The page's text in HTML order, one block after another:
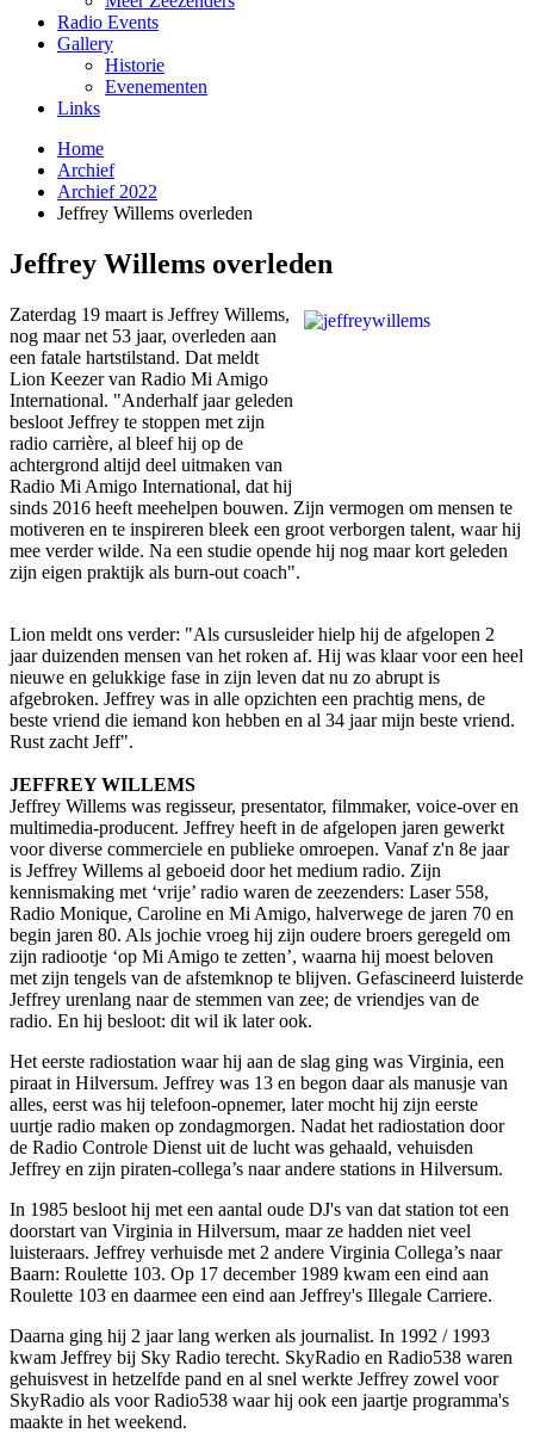
Radio Events
Gallery
Historie
Evenementen
Links
Home
Archief
Archief 2022
Jeffrey Willems overleden
Jeffrey Willems overleden
Zaterdag 19 maart is Jeffrey Willems,
nog maar net 53 jaar, overleden aan
een fatale hartstilstand. Dat meldt
Lion Keezer van Radio Mi Amigo
International. "Anderhalf jaar geleden
besloot Jeffrey te stoppen met zijn
radio carrière, al bleef hij op de
achtergrond altijd deel uitmaken van
Radio Mi Amigo International, dat hij
sinds 2016 heeft meehelpen bouwen. Zijn vermogen om mensen te
motiveren en te inspireren bleek een groot verborgen talent, waar hij
mee verder wilde. Na een studie opende hij nog maar kort geleden
zijn eigen praktijk als burn-out coach".
Lion meldt ons verder: "Als cursusleider hielp hij de afgelopen 2
jaar duizenden mensen van het roken af. Hij was klaar voor een heel
nieuwe en gelukkige fase in zijn leven dat nu zo abrupt is
afgebroken. Jeffrey was in alle opzichten een prachtig mens, de
beste vriend die iemand kon hebben en al 34 jaar mijn beste vriend.
Rust zacht Jeff".
JEFFREY WILLEMS
Jeffrey Willems was regisseur, presentator, filmmaker, voice-over en
multimedia-producent. Jeffrey heeft in de afgelopen jaren gewerkt
voor diverse commerciele en publieke omroepen. Vanaf z'n 8e jaar
is Jeffrey Willems al geboeid door het medium radio. Zijn
kennismaking met ‘vrije’ radio waren de zeezenders: Laser 558,
Radio Monique, Caroline en Mi Amigo, halverwege de jaren 70 en
begin jaren 80. Als jochie vroeg hij zijn oudere broers geregeld om
zijn radiootje ‘op Mi Amigo te zetten’, waarna hij moest beloven
met zijn tengels van de afstemknop te blijven. Gefascineerd luisterde
Jeffrey urenlang naar de stemmen van zee; de vriendjes van de
radio. En hij besloot: dit wil ik later ook.
Het eerste radiostation waar hij aan de slag ging was Virginia, een
piraat in Hilversum. Jeffrey was 13 en begon daar als manusje van
alles, eerst was hij telefoon-opnemer, later mocht hij zijn eerste
uurtje radio maken op zondagmorgen. Nadat het radiostation door
de Radio Controle Dienst uit de lucht was gehaald, vehuisden
Jeffrey en zijn piraten-collega’s naar andere stations in Hilversum.
In 1985 besloot hij met een aantal oude DJ's van dat station tot een
doorstart van Virginia in Hilversum, maar ze hadden niet veel
luisteraars. Jeffrey verhuisde met 2 andere Virginia Collega’s naar
Baarn: Roulette 103. Op 17 december 1989 kwam een eind aan
Roulette 103 en daarmee een eind aan Jeffrey's Illegale Carriere.
Daarna ging hij 2 jaar lang werken als journalist. In 1992 / 1993
kwam Jeffrey bij Sky Radio terecht. SkyRadio en Radio538 waren
gehuisvest in hetzelfde pand en al snel werkte Jeffrey zowel voor
SkyRadio als voor Radio538 waar hij ook een jaartje programma's
maakte in het weekend.